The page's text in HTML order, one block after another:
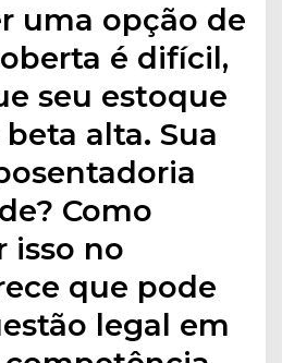
uma opção de
é difícil,
seu estoque
alta. Sua
Como
isso no
que pode
legal em